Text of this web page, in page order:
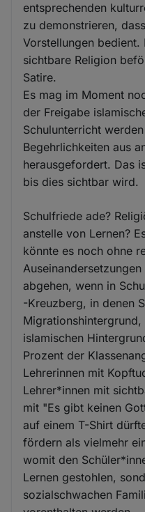
entsprechenden
zu demonstrieren,
Vorstellungen
sichtbare Religion
Satire.
Es mag im Moment
der Freigabe
Schulunterricht
Begehrlichkeiten aus
herausgefordert. Das
bis dies sichtbar wird.
Schulfriede ade?
anstelle von Lernen?
könnte es noch ohne
abgehen, wenn in
-Kreuzberg, in denen
islamischen
Prozent der
Lehrerinnen mit
Lehrer*innen mit
mit "Es gibt keinen
auf einem T-Shirt
fördern als vielmehr
womit den
Lernen gestohlen,
sozialschwachen